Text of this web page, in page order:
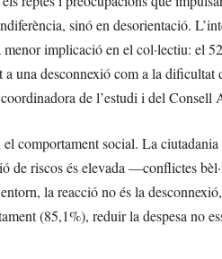
sinó en desorientació.
implicació en el col·lectiu: el
una desconnexió com a la dificultat
de l’estudi i del Consell
comportament social. La
de riscos és elevada —conflictes
la reacció no és la
(85,1%), reduir la despesa no